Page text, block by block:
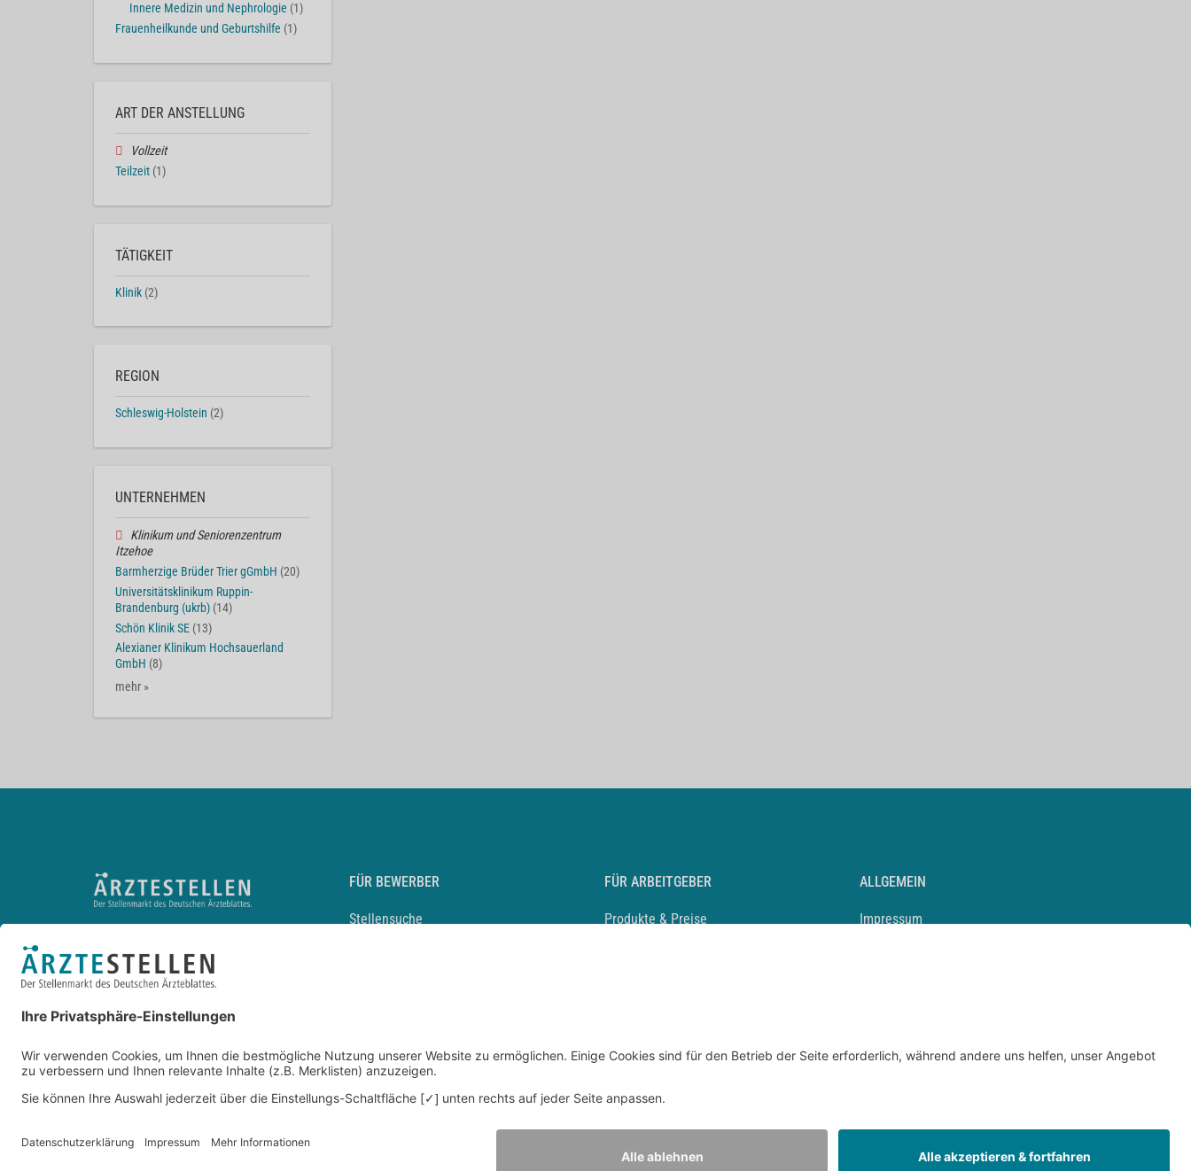
Innere Medizin und Nephrologie (1)
Frauenheilkunde und Geburtshilfe (1)
ART DER ANSTELLUNG
Vollzeit
Teilzeit (1)
TÄTIGKEIT
Klinik (2)
REGION
Schleswig-Holstein (2)
UNTERNEHMEN
Klinikum und Seniorenzentrum
Itzehoe
Barmherzige Brüder Trier gGmbH (20)
Universitätsklinikum Ruppin-
Brandenburg (ukrb) (14)
Schön Klinik SE (13)
Alexianer Klinikum Hochsauerland
GmbH (8)
mehr »
FÜR BEWERBER
Stellensuche
Durchsuchen Sie den Stellenkatalog
FÜR ARBEITGEBER
Produkte & Preise
ALLGEMEIN
Impressum